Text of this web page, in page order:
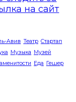
на сайт
Авив Театр Стартап
Музыка Музей
Еда Гешер